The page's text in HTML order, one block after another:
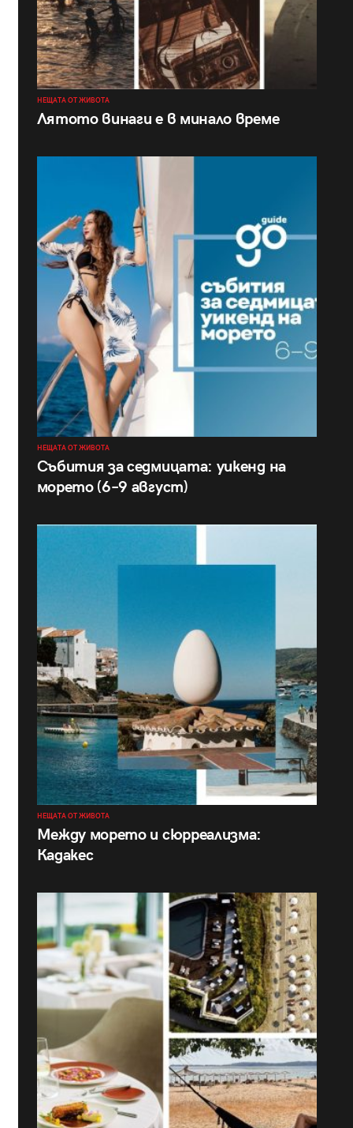
НЕЩАТА ОТ ЖИВОТА
Лятото винаги е в минало време
НЕЩАТА ОТ ЖИВОТА
Събития за седмицата: уикенд на
морето (6–9 август)
НЕЩАТА ОТ ЖИВОТА
Между морето и сюрреализма:
Кадакес